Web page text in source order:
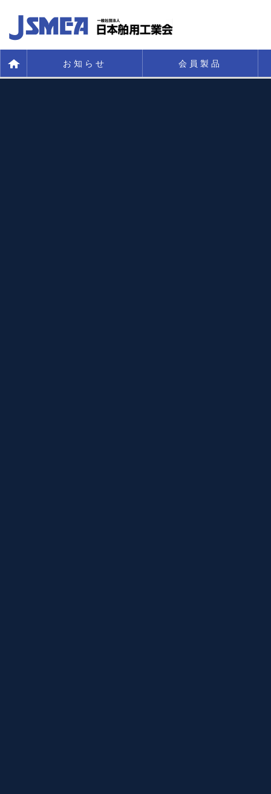
お知らせ 会員製品